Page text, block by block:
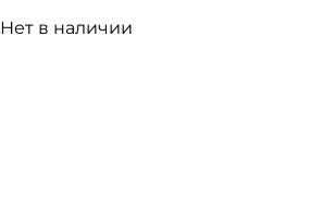
Нет в наличии